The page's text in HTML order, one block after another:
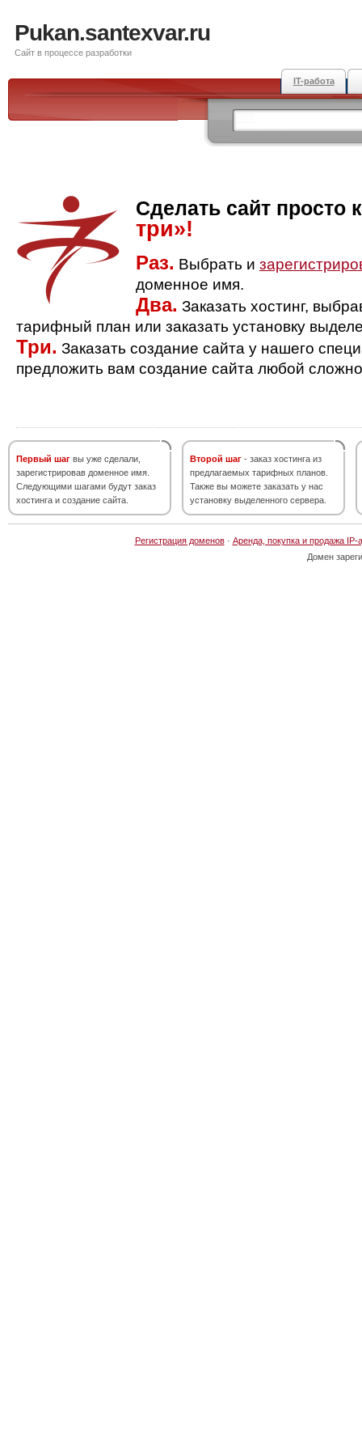
Pukan.santexvar.ru
Сайт в процессе разработки
IT-работа
Сделать сайт просто
три»!
Раз. Выбрать и
доменное имя.
Два. Заказать хостинг,
тарифный план или заказать установку
Три. Заказать создание сайта у нашего
предложить вам создание сайта любой
Первый шаг вы уже сделали,
зарегистрировав доменное имя.
Следующими шагами будут заказ
хостинга и создание сайта.
Второй шаг - заказ хостинга из
предлагаемых тарифных планов.
Также вы можете заказать у нас
установку выделенного сервера.
Регистрация доменов· Аренда, покупка и продажа IP-
Домен